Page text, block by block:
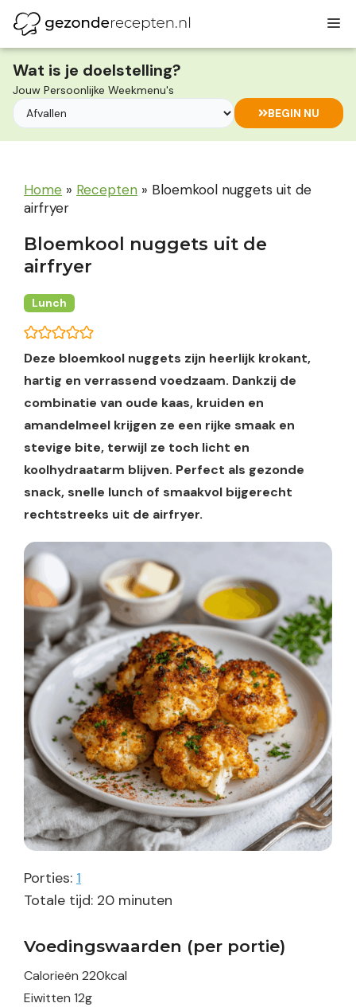
naar
de
inhoud
Wat is je doelstelling?
Jouw Persoonlijke Weekmenu's
BEGIN NU
Home » Recepten » Bloemkool nuggets uit de
airfryer
Bloemkool nuggets uit de
airfryer
Lunch
Deze bloemkool nuggets zijn heerlijk krokant,
hartig en verrassend voedzaam. Dankzij de
combinatie van oude kaas, kruiden en
amandelmeel krijgen ze een rijke smaak en
stevige bite, terwijl ze toch licht en
koolhydraatarm blijven. Perfect als gezonde
snack, snelle lunch of smaakvol bijgerecht
rechtstreeks uit de airfryer.
Porties: 1
Totale tijd: 20minuten
minuten
Voedingswaarden (per portie)
Calorieën 220kcal
Eiwitten 12g